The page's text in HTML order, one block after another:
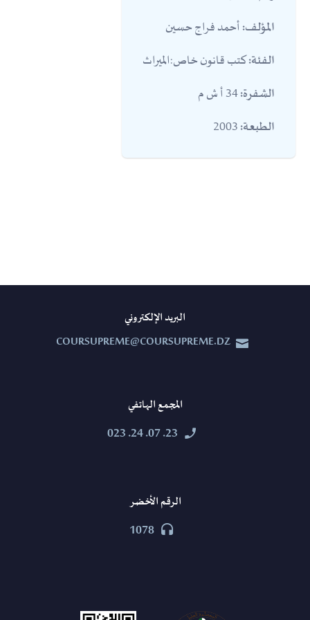
المؤلف:أحمد فراج حسين
الفئة:كتب قانون خاص:الميراث
الشفرة:
الطبعة:
البريد الإلكتروني


COURSUPREME@COURSUPREME.DZ
المجمع الهاتفي


23. 07. 24. 023
الرقم الأخضر


1078